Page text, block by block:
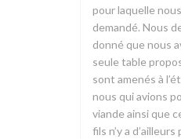
pour laquelle
demandé. Nous
donné que nous
seule table
sont amenés à
nous qui avions
viande ainsi que
fils n’y a